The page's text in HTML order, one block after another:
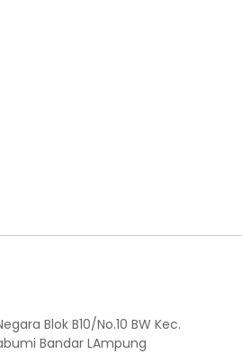
Blok B10/No.10 BW Kec.
Bandar LAmpung